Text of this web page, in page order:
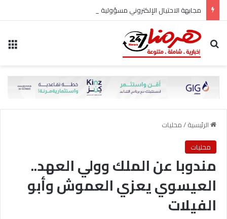
مجابهة الاحتيال الإلكتروني مسؤولية مشتركة
بحث عن
الرئيسية/محليات
محليات
مندوبا عن الملك وولي العهد..
العيسوي يعزي العموش وأبو
الفيلات